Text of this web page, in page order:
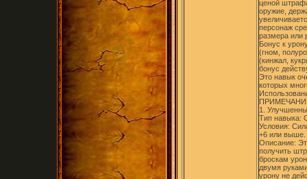
ценой
оружие,
персонаж
размера или
Бонус к
(гном,
(кинжал,
бонус
Это навык
которых
1.
Тип навыка:
Условия:
+6 или выше.
Описание:
получить
броскам
двумя
урону не